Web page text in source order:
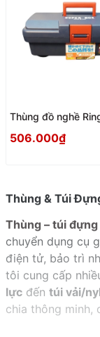
Thùng đồ nghề
506.000₫
Thùng & Túi
Thùng – túi
chuyển dụng cụ
điện tử, bảo trì
tôi cung cấp
lựcđến túi vải/
chia thông minh,